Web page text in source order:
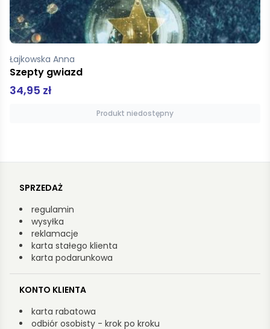
Bertone Tarcisio
Ostatnia wizjonerka z Fatimy
19,01 zł
Produkt niedostępny
SPRZEDAŻ
regulamin
wysyłka
reklamacje
karta stałego klienta
karta podarunkowa
KONTO KLIENTA
karta rabatowa
odbiór osobisty - krok po kroku